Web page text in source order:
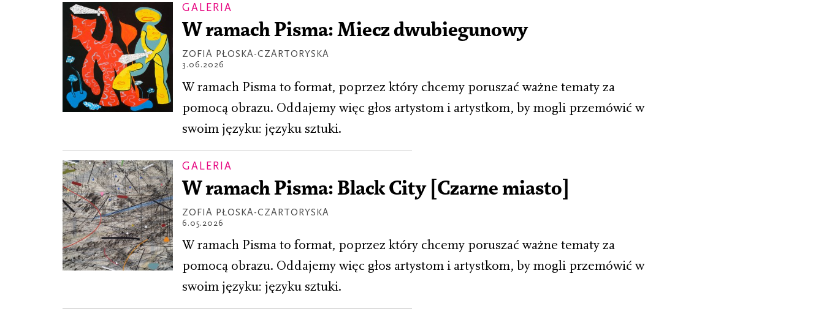
GALERIA
W ramach Pisma: Miecz dwubiegunowy
ZOFIA PŁOSKA-CZARTORYSKA
3.06.2026
W ramach Pisma to format, poprzez który chcemy poruszać ważne tematy za
pomocą obrazu. Oddajemy więc głos artystom i artystkom, by mogli przemówić w
swoim języku: języku sztuki.
GALERIA
W ramach Pisma: Black City [Czarne miasto]
ZOFIA PŁOSKA-CZARTORYSKA
6.05.2026
W ramach Pisma to format, poprzez który chcemy poruszać ważne tematy za
pomocą obrazu. Oddajemy więc głos artystom i artystkom, by mogli przemówić w
swoim języku: języku sztuki.